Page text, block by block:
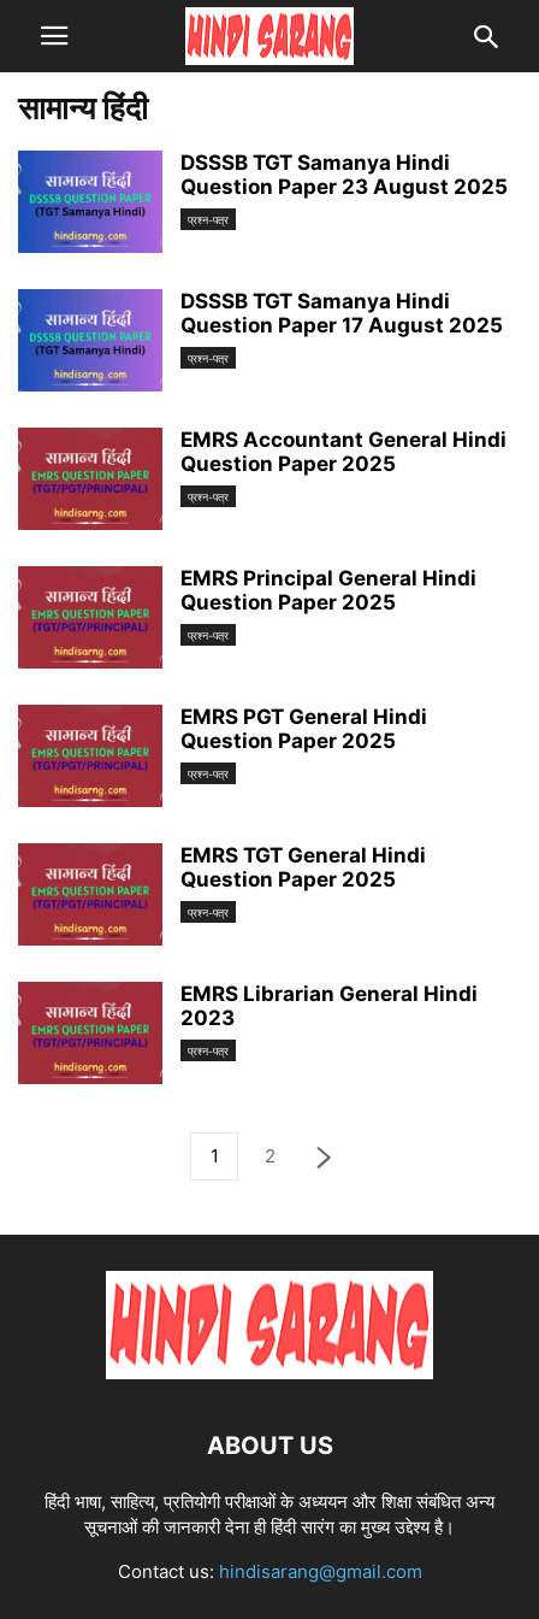
सामान्य हिंदी
DSSSB TGT Samanya Hindi
Question Paper 23 August 2025
प्रश्न-पत्र
DSSSB TGT Samanya Hindi
Question Paper 17 August 2025
प्रश्न-पत्र
EMRS Accountant General Hindi
Question Paper 2025
प्रश्न-पत्र
EMRS Principal General Hindi
Question Paper 2025
प्रश्न-पत्र
EMRS PGT General Hindi
Question Paper 2025
प्रश्न-पत्र
EMRS TGT General Hindi
Question Paper 2025
प्रश्न-पत्र
EMRS Librarian General Hindi
2023
प्रश्न-पत्र
1 2
ABOUT US
हिंदी भाषा, साहित्य, प्रतियोगी परीक्षाओं के अध्ययन और शिक्षा संबंधित अन्य
सूचनाओं की जानकारी देना ही हिंदी सारंग का मुख्य उद्देश्य है।
Contact us: hindisarang@gmail.com